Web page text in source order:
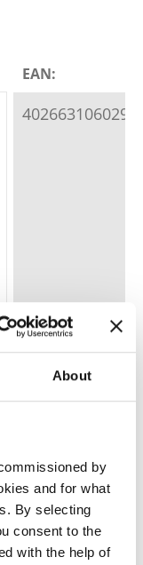
About
by
and for what
By selecting
consent to the
with the help of
EAN:
4026631060295
4026631060301